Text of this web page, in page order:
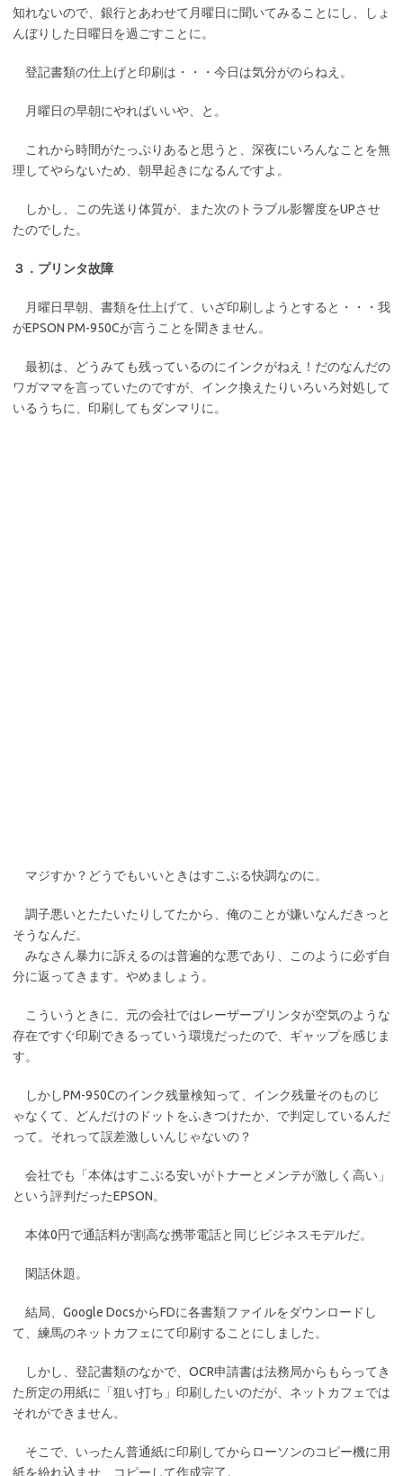
知れないので、銀行とあわせて月曜日に聞いてみることにし、しょ
んぼりした日曜日を過ごすことに。
登記書類の仕上げと印刷は・・・今日は気分がのらねえ。
月曜日の早朝にやればいいや、と。
これから時間がたっぷりあると思うと、深夜にいろんなことを無
理してやらないため、朝早起きになるんですよ。
しかし、この先送り体質が、また次のトラブル影響度をUPさせ
たのでした。
３．プリンタ故障
月曜日早朝、書類を仕上げて、いざ印刷しようとすると・・・我
がEPSON PM-950Cが言うことを聞きません。
最初は、どうみても残っているのにインクがねえ！だのなんだの
ワガママを言っていたのですが、インク換えたりいろいろ対処して
いるうちに、印刷してもダンマリに。
マジすか？どうでもいいときはすこぶる快調なのに。
調子悪いとたたいたりしてたから、俺のことが嫌いなんだきっと
そうなんだ。
みなさん暴力に訴えるのは普遍的な悪であり、このように必ず自
分に返ってきます。やめましょう。
こういうときに、元の会社ではレーザープリンタが空気のような
存在ですぐ印刷できるっていう環境だったので、ギャップを感じま
す。
しかしPM-950Cのインク残量検知って、インク残量そのものじ
ゃなくて、どんだけのドットをふきつけたか、で判定しているんだ
って。それって誤差激しいんじゃないの？
会社でも「本体はすこぶる安いがトナーとメンテが激しく高い」
という評判だったEPSON。
本体0円で通話料が割高な携帯電話と同じビジネスモデルだ。
閑話休題。
結局、Google DocsからFDに各書類ファイルをダウンロードし
て、練馬のネットカフェにて印刷することにしました。
しかし、登記書類のなかで、OCR申請書は法務局からもらってき
た所定の用紙に「狙い打ち」印刷したいのだが、ネットカフェでは
それができません。
そこで、いったん普通紙に印刷してからローソンのコピー機に用
紙を紛れ込ませ、コピーして作成完了。